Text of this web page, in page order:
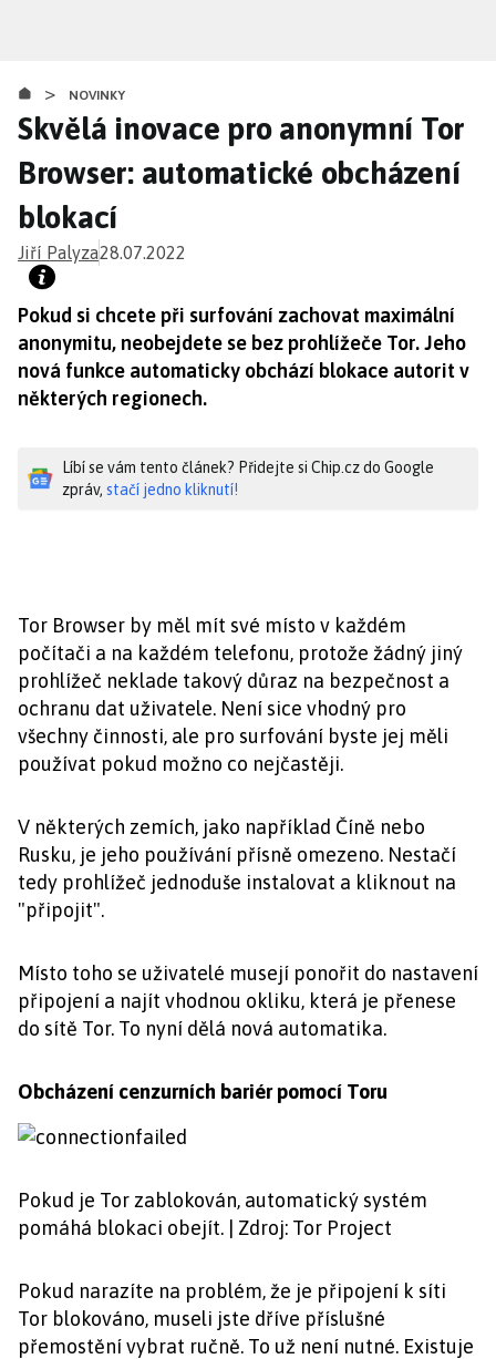
obsahu
> NOVINKY
Skvělá inovace pro anonymní Tor
Browser: automatické obcházení
blokací
Jiří Palyza28.07.2022
Pokud si chcete při surfování zachovat maximální
anonymitu, neobejdete se bez prohlížeče Tor. Jeho
nová funkce automaticky obchází blokace autorit v
některých regionech.
Líbí se vám tento článek? Přidejte si Chip.cz do Google
zpráv, stačí jedno kliknutí!
Tor Browser by měl mít své místo v každém
počítači a na každém telefonu, protože žádný jiný
prohlížeč neklade takový důraz na bezpečnost a
ochranu dat uživatele. Není sice vhodný pro
všechny činnosti, ale pro surfování byste jej měli
používat pokud možno co nejčastěji.
V některých zemích, jako například Číně nebo
Rusku, je jeho používání přísně omezeno. Nestačí
tedy prohlížeč jednoduše instalovat a kliknout na
"připojit".
Místo toho se uživatelé musejí ponořit do nastavení
připojení a najít vhodnou okliku, která je přenese
do sítě Tor. To nyní dělá nová automatika.
Obcházení cenzurních bariér pomocí Toru
Pokud je Tor zablokován, automatický systém
pomáhá blokaci obejít. | Zdroj: Tor Project
Pokud narazíte na problém, že je připojení k síti
Tor blokováno, museli jste dříve příslušné
přemostění vybrat ručně. To už není nutné. Existuje